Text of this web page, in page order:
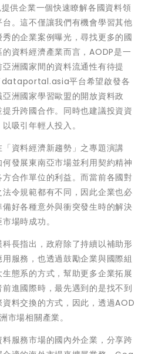
供企業一個快速瞭解各國資料領
。這不僅讓我們有機會學習其他
的企業案例曝光，尋找更多的國
資料經濟產業而言，AODP是一
洲國家間的資料流通性有待提
dataportal.asia平台希望啟發各
洲國家學習歐盟的開放資料政
升跨國合作。同時也建議投資資
吸引年輕人投入。
資料經濟新趨勢」之專題演講
發展東南亞市場並利用契約精神
合作單位的利益。而當前各國對
令規範都有不同，因此企業也必
好各種意外與衝突發生時的解決
場時成功。
長指出，政府除了持續以補助形
服務，也透過鼓勵企業與國際組
態系的方式，幫助更多企業拓展
進國際時，最先遇到的是找不到
料交換的方式，因此，透過AOD
市場相關產業。
服務市場的國內外企業，分享跨